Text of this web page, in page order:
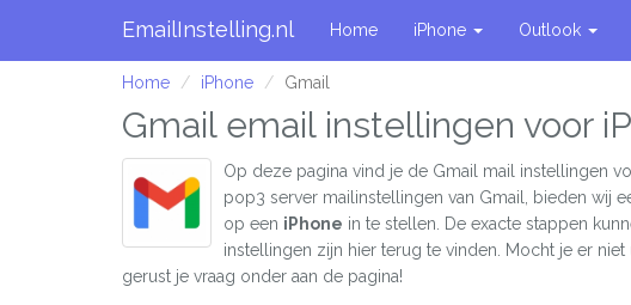
EmailInstelling.nl Home iPhone Outlook
Home iPhone Gmail
Gmail email instellingen voor
Op deze pagina vind je de Gmail mail instellingen
pop3 server mailinstellingen van Gmail, bieden wij
op een iPhone in te stellen. De exacte stappen
instellingen zijn hier terug te vinden. Mocht je er
gerust je vraag onder aan de pagina!